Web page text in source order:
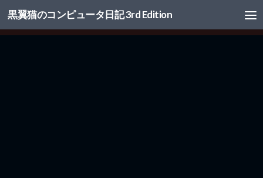
コンテンツへスキップ
黒翼猫のコンピュータ日記 3rd Edition